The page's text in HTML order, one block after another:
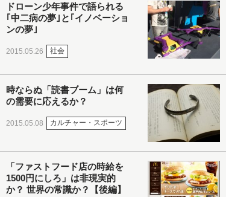
ドローン少年事件で語られる
｢中二病の夢｣と｢イノベーショ
ンの夢｣
2015.05.26 社会
時ならぬ「読書ブーム」は何
の需要に応えるか？
2015.05.08 カルチャー・スポーツ
「ファストフード店の時給を
1500円にしろ」は非現実的
か？ 世界の常識か？【後編】